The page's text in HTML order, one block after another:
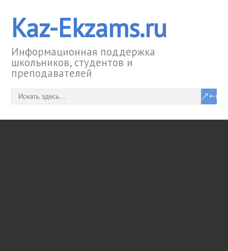
Kaz-Ekzams.ru
Информационная поддержка
школьников, студентов и
преподавателей